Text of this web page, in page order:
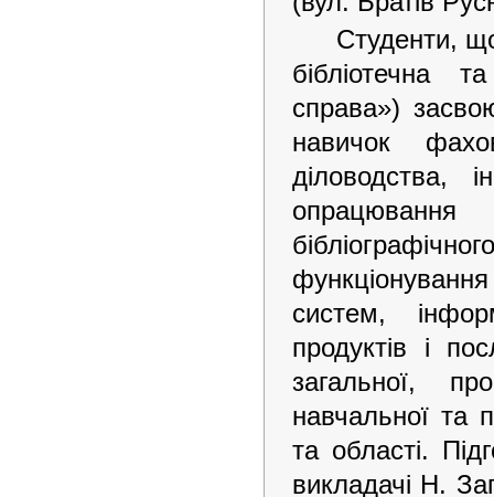
Студенти,
бібліотечна
справа»)
навичок
діловодства,
систем,
продуктів і
загальної,
навчальної та
та області.
викладачі Н.